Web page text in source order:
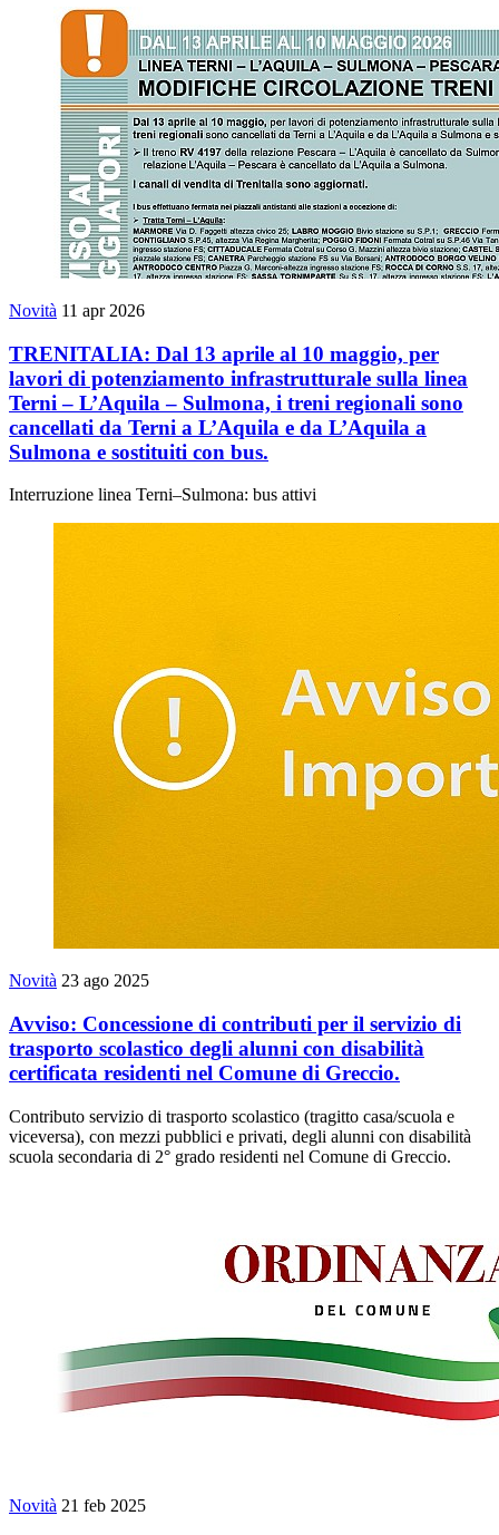
Novità 11 apr 2026
TRENITALIA: Dal 13 aprile al 10 maggio, per
lavori di potenziamento infrastrutturale sulla linea
Terni – L’Aquila – Sulmona, i treni regionali sono
cancellati da Terni a L’Aquila e da L’Aquila a
Sulmona e sostituiti con bus.
Interruzione linea Terni–Sulmona: bus attivi
Novità 23 ago 2025
Avviso: Concessione di contributi per il servizio di
trasporto scolastico degli alunni con disabilità
certificata residenti nel Comune di Greccio.
Contributo servizio di trasporto scolastico (tragitto casa/scuola e
viceversa), con mezzi pubblici e privati, degli alunni con disabilità
scuola secondaria di 2° grado residenti nel Comune di Greccio.
Novità 21 feb 2025